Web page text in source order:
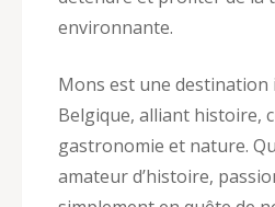
environnante.
Mons est une
Belgique, alliant histoire,
gastronomie et nature.
amateur d’histoire,